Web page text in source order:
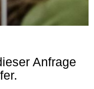
Anfrage